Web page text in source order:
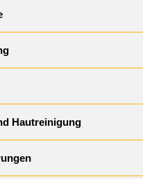
Hautreinigung